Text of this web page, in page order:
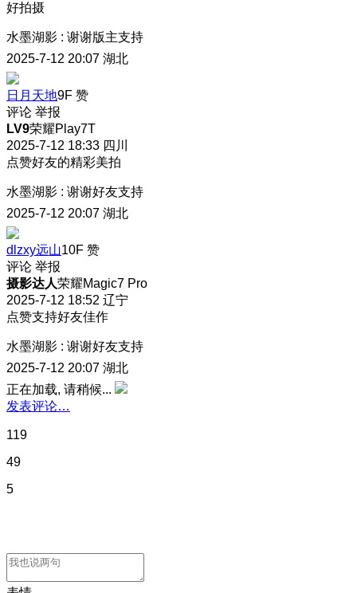
好拍摄
水墨湖影 : 谢谢版主支持
2025-7-12 20:07 湖北
日月天地9F 赞
评论 举报
LV9荣耀Play7T
2025-7-12 18:33 四川
点赞好友的精彩美拍
水墨湖影 : 谢谢好友支持
2025-7-12 20:07 湖北
dlzxy远山10F 赞
评论 举报
摄影达人荣耀Magic7 Pro
2025-7-12 18:52 辽宁
点赞支持好友佳作
水墨湖影 : 谢谢好友支持
2025-7-12 20:07 湖北
正在加载, 请稍候...
发表评论…
119
49
5